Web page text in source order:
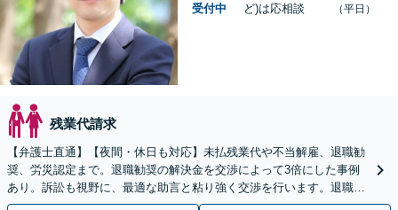
受付中
ど)は応相談
（平日）
残業代請求
【弁護士直通】【夜間・休日も対応】未払残業代や不当解雇、退職勧
奨、労災認定まで。退職勧奨の解決金を交渉によって3倍にした事例
あり。訴訟も視野に、最適な助言と粘り強く交渉を行います。退職前
後、育休中などの状況でも歓迎。まずはご相談下さい！